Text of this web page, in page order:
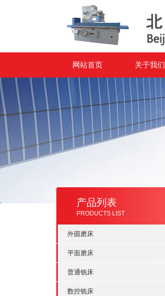
网站首页 关于我们
产品列表
PRODUCTS LIST
外圆磨床
平面磨床
普通铣床
数控铣床